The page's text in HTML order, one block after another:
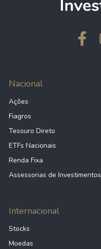
Nacional
Ações
Fiagros
Tesouro Direto
ETFs Nacionais
Renda Fixa
Assessorias de Investimentos
Internacional
Stocks
Moedas